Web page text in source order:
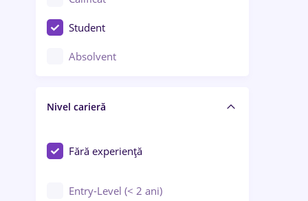
Construcții / Instalații
Controlul calității
Educație / Training / Arte
Student
Absolvent
Nivel carieră
Fără experiență
Entry-Level (< 2 ani)